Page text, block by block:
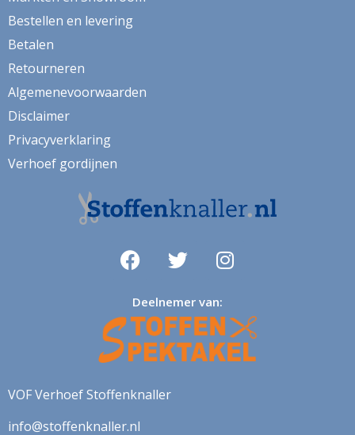
kraanvogel
krant
kruiden
labrador
lakenstof
landschap
lavendel
margriet
margrietje
Bestellen en levering
Betalen
Retourneren
Algemenevoorwaarden
Disclaimer
Privacyverklaring
Verhoef gordijnen
Deelnemer van:
VOF Verhoef Stoffenknaller
info@stoffenknaller.nl